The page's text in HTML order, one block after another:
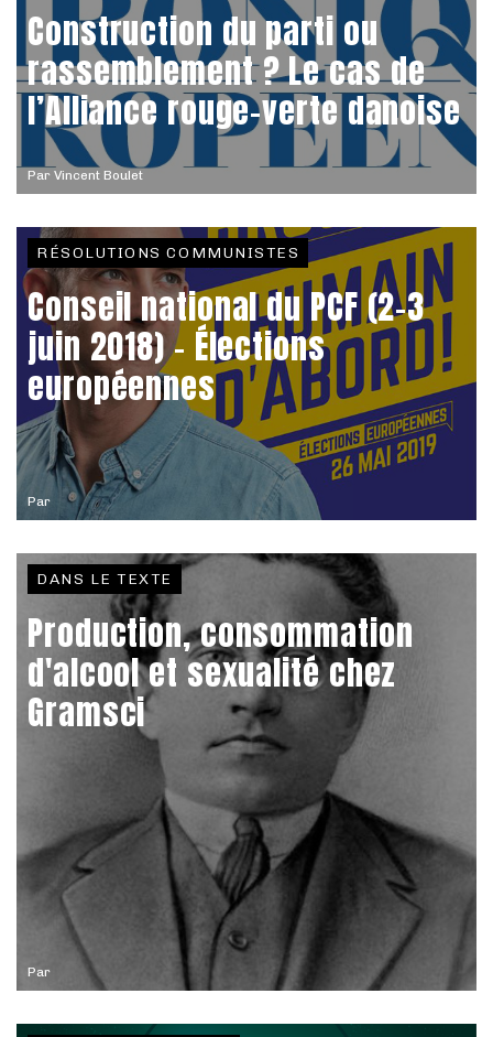
Par Vincent Boulet
Construction du parti ou
rassemblement ? Le cas de
l’Alliance rouge-verte danoise
Par
RÉSOLUTIONS COMMUNISTES
Conseil national du PCF (2-3
juin 2018) - Élections
européennes
Par
DANS LE TEXTE
Production, consommation
d'alcool et sexualité chez
Gramsci